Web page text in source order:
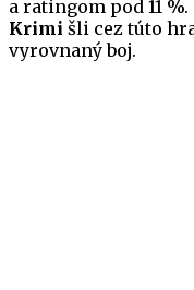
a ratingom pod 11 %.
Krimi šli cez túto
vyrovnaný boj.